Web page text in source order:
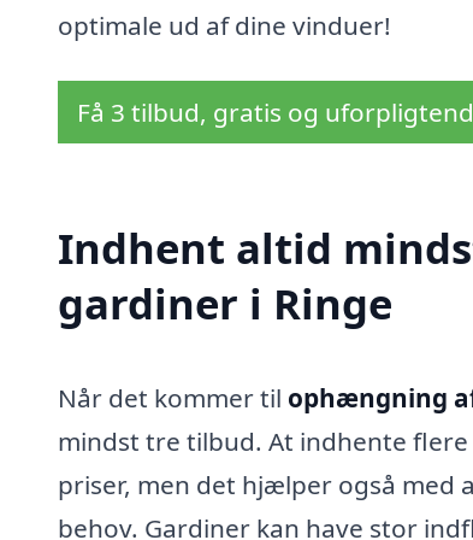
optimale ud af dine vinduer!
Få 3 tilbud, gratis og
Indhent altid
gardiner i Ringe
Når det kommer til ophængning
mindst tre tilbud. At indhente
priser, men det hjælper også med
behov. Gardiner kan have stor